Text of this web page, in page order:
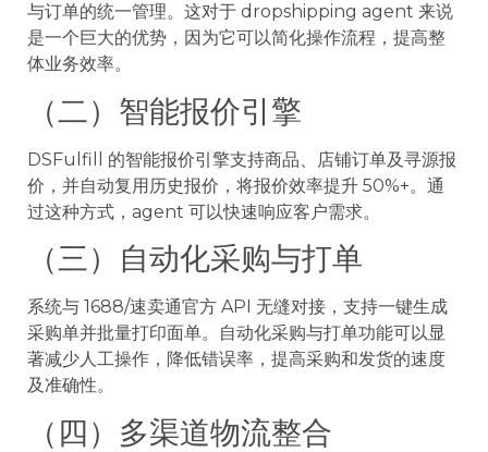
与订单的统一管理。这对于 dropshipping agent 来说
是一个巨大的优势，因为它可以简化操作流程，提高整
体业务效率。
（二）智能报价引擎
DSFulfill 的智能报价引擎支持商品、店铺订单及寻源报
价，并自动复用历史报价，将报价效率提升 50%+。通
过这种方式，agent 可以快速响应客户需求。
（三）自动化采购与打单
系统与 1688/速卖通官方 API 无缝对接，支持一键生成
采购单并批量打印面单。自动化采购与打单功能可以显
著减少人工操作，降低错误率，提高采购和发货的速度
及准确性。
（四）多渠道物流整合